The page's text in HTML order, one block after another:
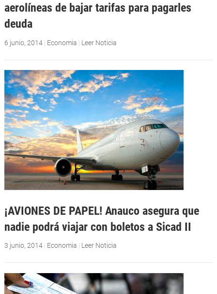
aerolíneas de bajar tarifas para pagarles
deuda
6 junio, 2014| Economia | Leer Noticia
¡AVIONES DE PAPEL! Anauco asegura que
nadie podrá viajar con boletos a Sicad II
3 junio, 2014| Economia | Leer Noticia